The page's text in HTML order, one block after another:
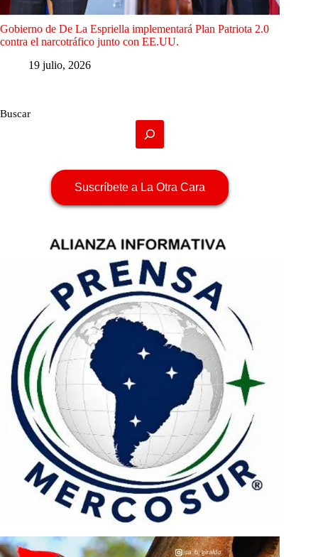
Gobierno de De La Espriella implementará Plan Patriota 2.0
contra el narcotráfico junto con EE.UU.
19 julio, 2026
Buscar
Suscríbete a La Otra Cara